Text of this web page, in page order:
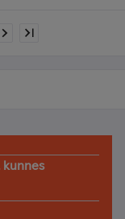
kunnes